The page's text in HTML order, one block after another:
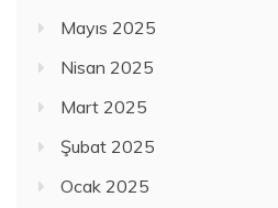
Mayıs 2025
Nisan 2025
Mart 2025
Şubat 2025
Ocak 2025